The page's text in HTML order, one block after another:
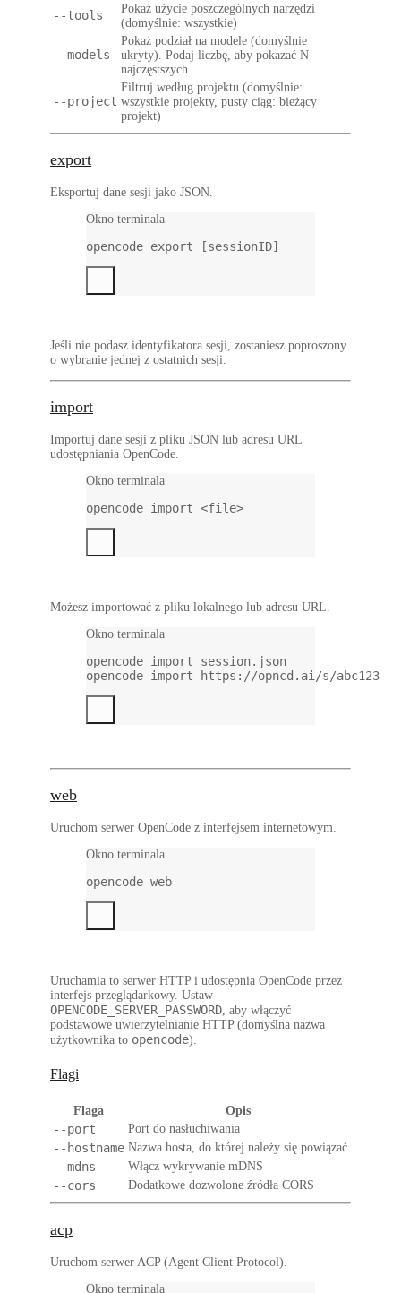
--tools
Pokaż użycie poszczególnych narzędzi
(domyślnie: wszystkie)
--models
Pokaż podział na modele (domyślnie
ukryty). Podaj liczbę, aby pokazać N
najczęstszych
--project
Filtruj według projektu (domyślnie:
wszystkie projekty, pusty ciąg: bieżący
projekt)
export
Eksportuj dane sesji jako JSON.
Okno terminala
opencode export [sessionID]
Jeśli nie podasz identyfikatora sesji, zostaniesz poproszony
o wybranie jednej z ostatnich sesji.
import
Importuj dane sesji z pliku JSON lub adresu URL
udostępniania OpenCode.
Okno terminala
opencode import <file>
Możesz importować z pliku lokalnego lub adresu URL.
Okno terminala
opencode import
session.json
opencode import https://opncd.ai/s/abc123
web
Uruchom serwer OpenCode z interfejsem internetowym.
Okno terminala
opencode web
Uruchamia to serwer HTTP i udostępnia OpenCode przez
interfejs przeglądarkowy. Ustaw
OPENCODE_SERVER_PASSWORD , aby włączyć
podstawowe uwierzytelnianie HTTP (domyślna nazwa
użytkownika to opencode).
Flagi
Flaga Opis
--port Port do nasłuchiwania
--hostname Nazwa hosta, do której należy się powiązać
--mdns Włącz wykrywanie mDNS
--cors Dodatkowe dozwolone źródła CORS
acp
Uruchom serwer ACP (Agent Client Protocol).
Okno terminala